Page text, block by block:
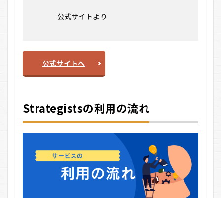
公式サイトより
公式サイトへ
Strategistsの利用の流れ